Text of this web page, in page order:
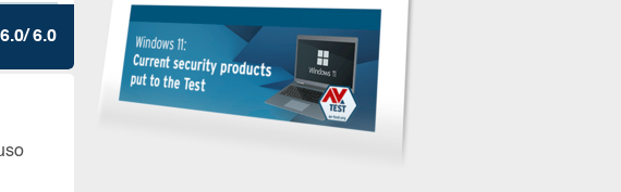
6.0/ 6.0